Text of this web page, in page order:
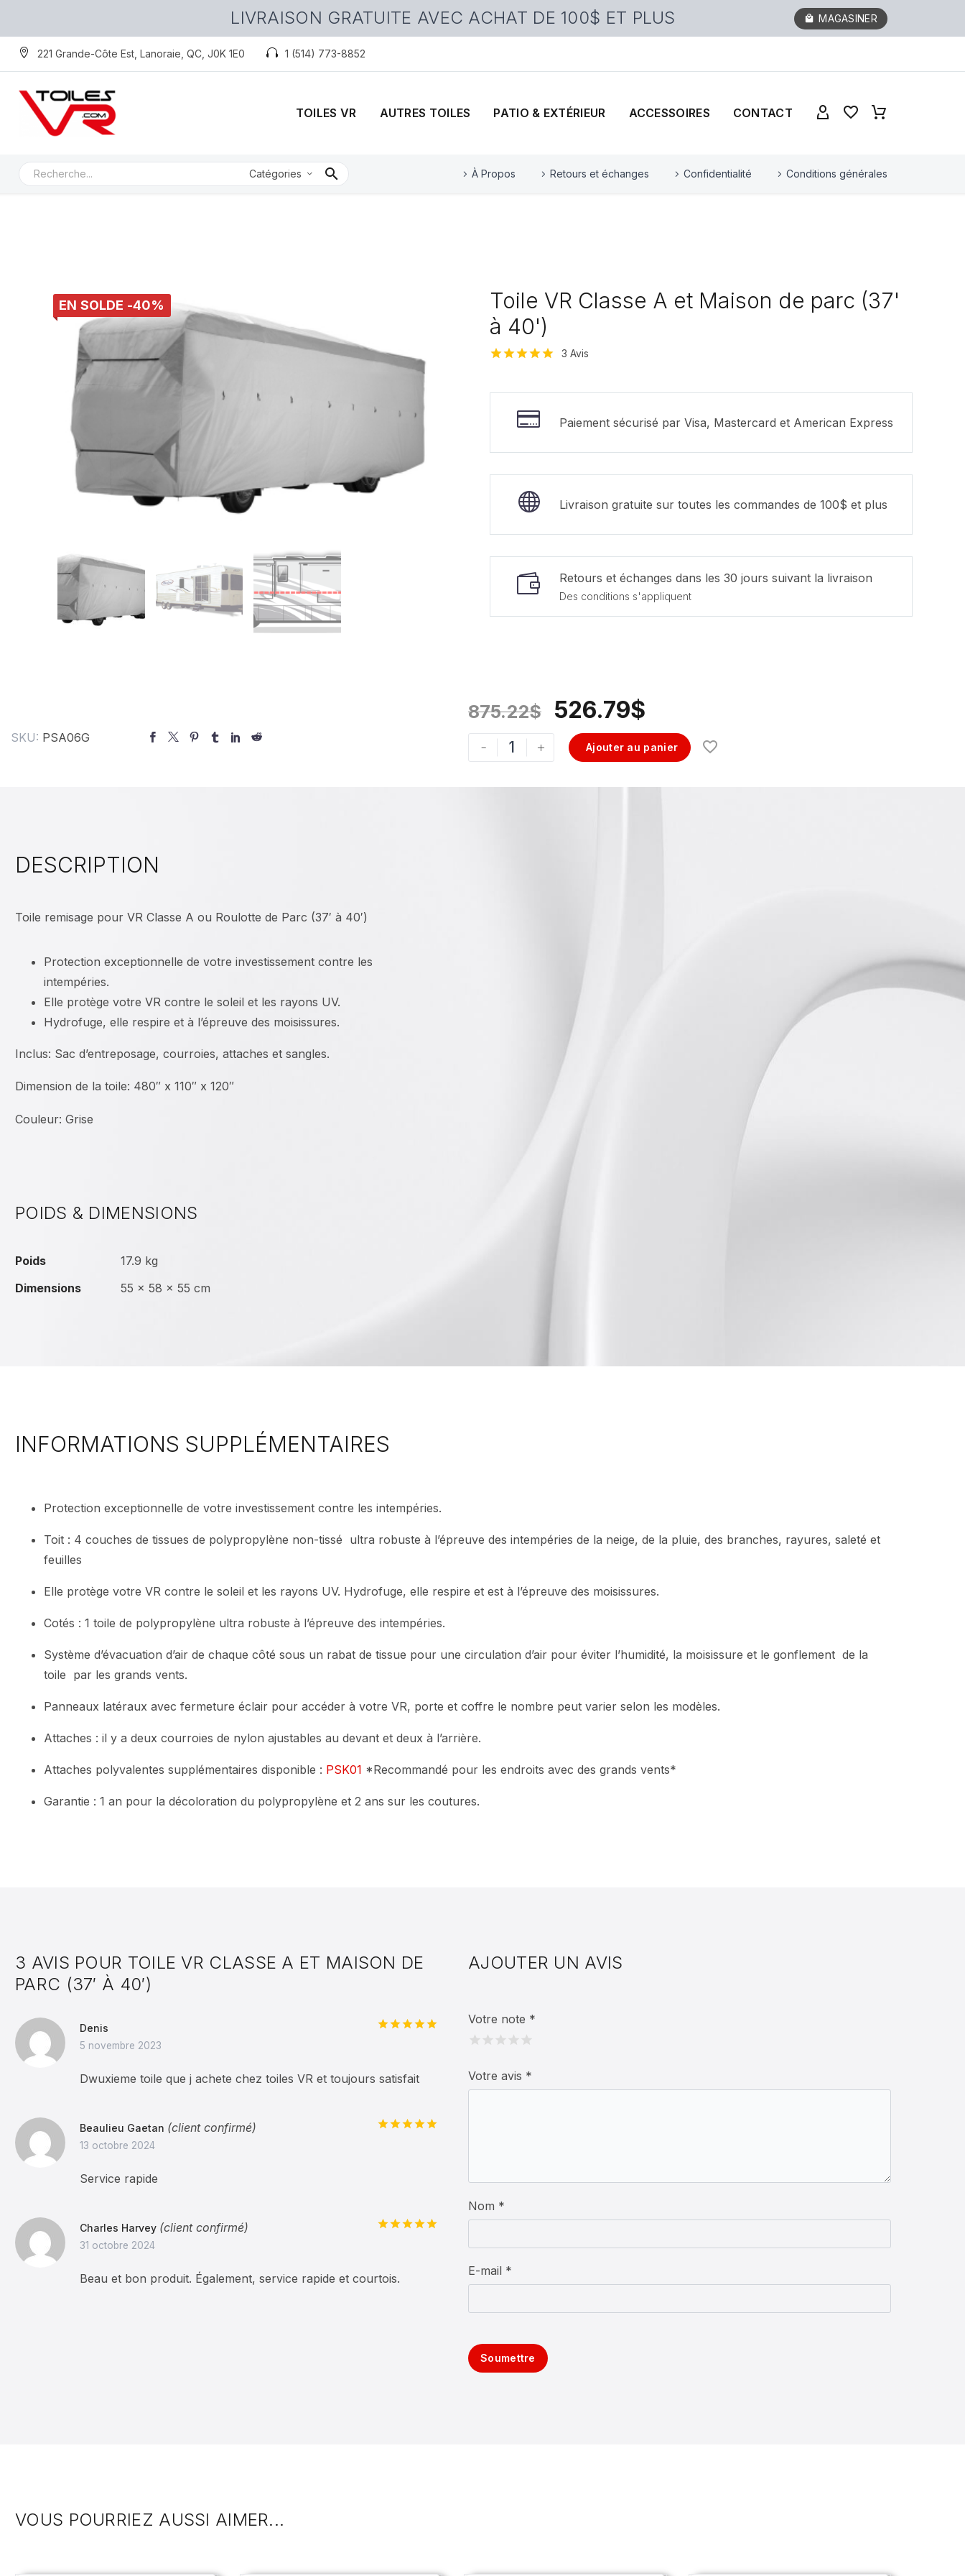
LIVRAISON GRATUITE AVEC ACHAT DE 100$ ET PLUS MAGASINER
221 Grande-Côte Est, Lanoraie, QC, J0K 1E0 1 (514) 773-8852
TOILES VR AUTRES TOILES PATIO & EXTÉRIEUR ACCESSOIRES CONTACT
Catégories À Propos Retours et échanges Confidentialité Conditions générales
EN SOLDE -40%
Toile VR Classe A et Maison de parc (37'
à 40')
notations
client
3 Avis
Paiement sécurisé par Visa, Mastercard et American Express
Livraison gratuite sur toutes les commandes de 100$ et plus
Retours et échanges dans les 30 jours suivant la livraison
Des conditions s'appliquent
SKU: PSA06G
875.22$ 526.79$
- + Ajouter au panier
DESCRIPTION
Toile remisage pour VR Classe A ou Roulotte de Parc (37′ à 40′)
Protection exceptionnelle de votre investissement contre les
intempéries.
Elle protège votre VR contre le soleil et les rayons UV.
Hydrofuge, elle respire et à l’épreuve des moisissures.
Inclus: Sac d’entreposage, courroies, attaches et sangles.
Dimension de la toile: 480″ x 110″ x 120″
Couleur: Grise
POIDS & DIMENSIONS
Poids
17.9 kg
Dimensions
55 × 58 × 55 cm
INFORMATIONS SUPPLÉMENTAIRES
Protection exceptionnelle de votre investissement contre les intempéries.
Toit : 4 couches de tissues de polypropylène non-tissé ultra robuste à l’épreuve des intempéries de la neige, de la pluie, des branches, rayures, saleté et
feuilles
Elle protège votre VR contre le soleil et les rayons UV. Hydrofuge, elle respire et est à l’épreuve des moisissures.
Cotés : 1 toile de polypropylène ultra robuste à l’épreuve des intempéries.
Système d’évacuation d’air de chaque côté sous un rabat de tissue pour une circulation d’air pour éviter l’humidité, la moisissure et le gonflement de la
toile par les grands vents.
Panneaux latéraux avec fermeture éclair pour accéder à votre VR, porte et coffre le nombre peut varier selon les modèles.
Attaches : il y a deux courroies de nylon ajustables au devant et deux à l’arrière.
Attaches polyvalentes supplémentaires disponible : PSK01 *Recommandé pour les endroits avec des grands vents*
Garantie : 1 an pour la décoloration du polypropylène et 2 ans sur les coutures.
3 AVIS POUR TOILE VR CLASSE A ET MAISON DE
PARC (37′ À 40′)
Denis
5 novembre 2023
Dwuxieme toile que j achete chez toiles VR et toujours satisfait
Beaulieu Gaetan (client confirmé)
13 octobre 2024
Service rapide
Charles Harvey (client confirmé)
31 octobre 2024
Beau et bon produit. Également, service rapide et courtois.
AJOUTER UN AVIS
Votre note *
Votre avis *
Nom *
E-mail *
Soumettre
VOUS POURRIEZ AUSSI AIMER...